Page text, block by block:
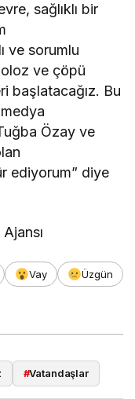
sağlıklı bir
ve sorumlu
ve çöpü
başlatacağız. Bu
Özay ve
ediyorum” diye
Vay
Üzgün
#Vatandaşlar